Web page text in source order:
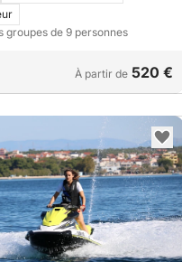
groupes de 9 personnes
À partir de 520 €